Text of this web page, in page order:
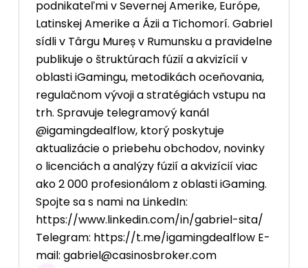
podnikateľmi v Severnej Amerike, Európe,
Latinskej Amerike a Ázii a Tichomorí. Gabriel
sídli v Târgu Mureș v Rumunsku a pravidelne
publikuje o štruktúrach fúzií a akvizícií v
oblasti iGamingu, metodikách oceňovania,
regulačnom vývoji a stratégiách vstupu na
trh. Spravuje telegramový kanál
@igamingdealflow, ktorý poskytuje
aktualizácie o priebehu obchodov, novinky
o licenciách a analýzy fúzií a akvizícií viac
ako 2 000 profesionálom z oblasti iGaming.
Spojte sa s nami na LinkedIn:
https://www.linkedin.com/in/gabriel-sita/
Telegram: https://t.me/igamingdealflow E-
mail: gabriel@casinosbroker.com